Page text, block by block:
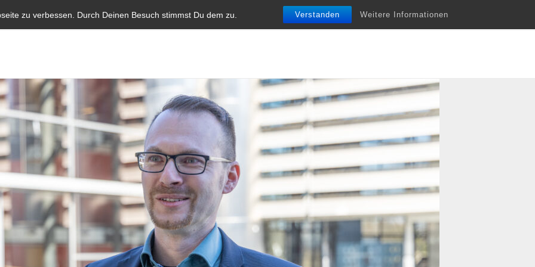
zu verbessen. Durch Deinen Besuch stimmst Du dem zu. Verstanden Weitere Informationen
Start Aktuelles Blauer Brief Parlamentarische Infobriefe Termine Vita Unterstützung